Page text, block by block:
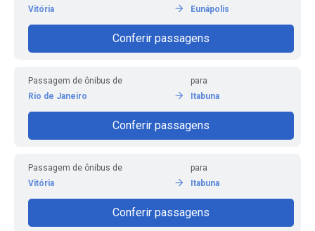
Vitória
Eunápolis
Conferir passagens
Passagem de ônibus de
Rio de Janeiro
para
Itabuna
Conferir passagens
Passagem de ônibus de
Vitória
para
Itabuna
Conferir passagens